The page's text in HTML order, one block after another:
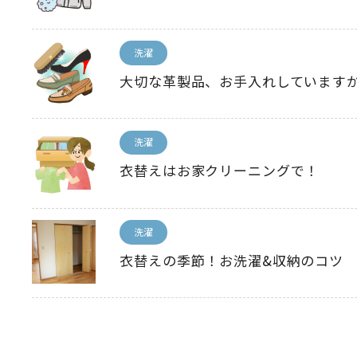
洗濯
大切な革製品、お手入れしています
洗濯
衣替えはお家クリーニングで！
洗濯
衣替えの季節！お洗濯&収納のコツ